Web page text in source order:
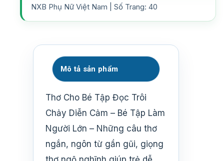
NXB Phụ Nữ Việt Nam | Số Trang: 40
Mô tả sản phẩm
Thơ Cho Bé Tập Đọc Trôi
Chảy Diễn Cảm – Bé Tập Làm
Người Lớn – Những câu thơ
ngắn, ngôn từ gần gũi, giọng